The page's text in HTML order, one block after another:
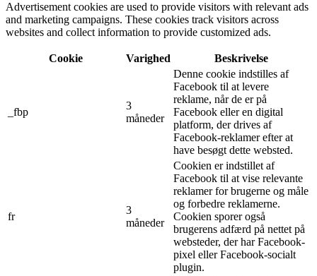
Advertisement cookies are used to provide visitors with relevant ads
and marketing campaigns. These cookies track visitors across
websites and collect information to provide customized ads.
Cookie Varighed Beskrivelse
_fbp
3
måneder
Denne cookie indstilles af
Facebook til at levere
reklame, når de er på
Facebook eller en digital
platform, der drives af
Facebook-reklamer efter at
have besøgt dette websted.
fr
3
måneder
Cookien er indstillet af
Facebook til at vise relevante
reklamer for brugerne og måle
og forbedre reklamerne.
Cookien sporer også
brugerens adfærd på nettet på
websteder, der har Facebook-
pixel eller Facebook-socialt
plugin.